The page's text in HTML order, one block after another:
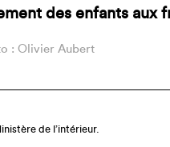
des enfants aux
: Olivier Aubert
de l’intérieur.